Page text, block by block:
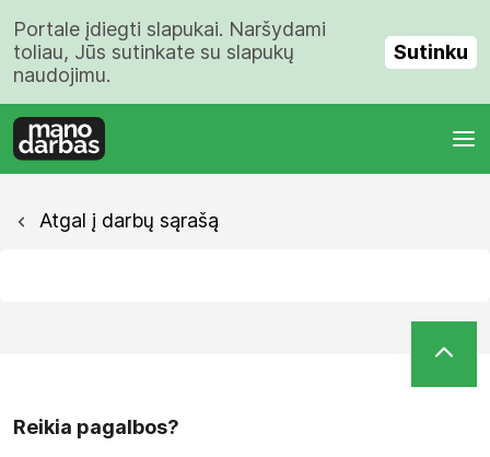
Portale įdiegti slapukai. Naršydami
toliau, Jūs sutinkate su slapukų
naudojimu.
Sutinku
Atgal į darbų sąrašą
Reikia pagalbos?